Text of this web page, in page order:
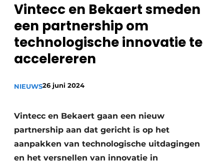
Podcasts
Privacy / Cookie statement
Vacature aanmelden
Vacatures
Vintecc en Bekaert smeden
een partnership om
technologische innovatie te
accelereren
NIEUWS26 juni 2024
Vintecc en Bekaert gaan een nieuw
partnership aan dat gericht is op het
aanpakken van technologische uitdagingen
en het versnellen van innovatie in